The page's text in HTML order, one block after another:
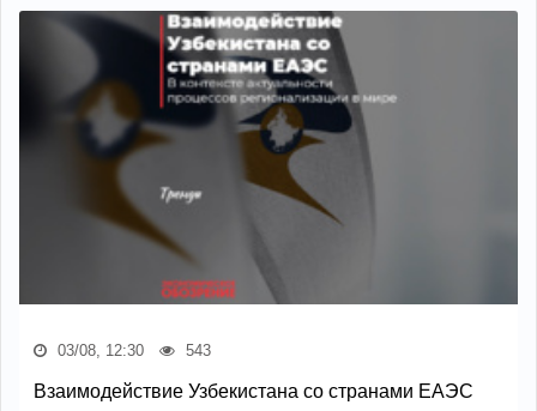
03/08, 12:30 543
Взаимодействие Узбекистана со странами ЕАЭС